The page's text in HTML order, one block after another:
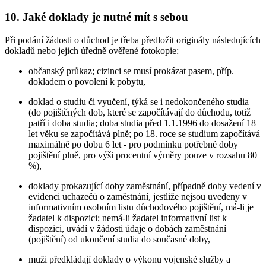
10. Jaké doklady je nutné mít s sebou
Při podání žádosti o důchod je třeba předložit originály následujících
dokladů nebo jejich úředně ověřené fotokopie:
občanský průkaz; cizinci se musí prokázat pasem, příp.
dokladem o povolení k pobytu,
doklad o studiu či vyučení, týká se i nedokončeného studia
(do pojištěných dob, které se započítávají do důchodu, totiž
patří i doba studia; doba studia před 1.1.1996 do dosažení 18
let věku se započítává plně; po 18. roce se studium započítává
maximálně po dobu 6 let - pro podmínku potřebné doby
pojištění plně, pro výši procentní výměry pouze v rozsahu 80
%),
doklady prokazující doby zaměstnání, případně doby vedení v
evidenci uchazečů o zaměstnání, jestliže nejsou uvedeny v
informativním osobním listu důchodového pojištění, má-li je
žadatel k dispozici; nemá-li žadatel informativní list k
dispozici, uvádí v žádosti údaje o dobách zaměstnání
(pojištění) od ukončení studia do současné doby,
muži předkládají doklady o výkonu vojenské služby a